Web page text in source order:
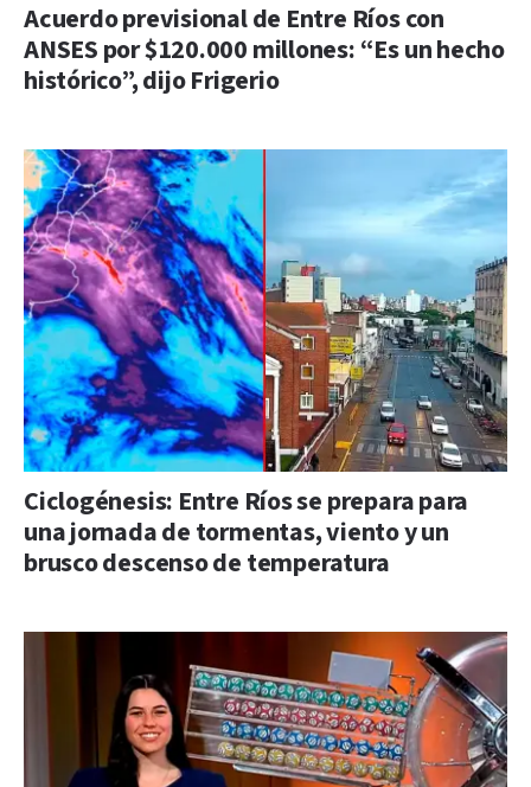
Acuerdo previsional de Entre Ríos con
ANSES por $120.000 millones: “Es un hecho
histórico”, dijo Frigerio
Ciclogénesis: Entre Ríos se prepara para
una jornada de tormentas, viento y un
brusco descenso de temperatura